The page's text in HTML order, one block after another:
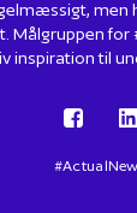
men
Målgruppen
inspiration til